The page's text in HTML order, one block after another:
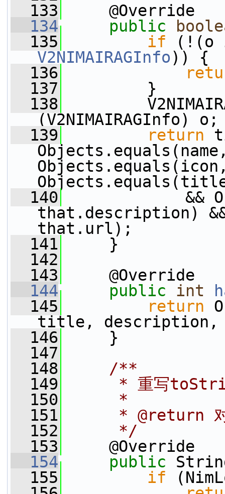
  133
@Override
  134
public
  135
if
V2NIMAIRAGInfo)) {
  136
  137
}
  138
(V2NIMAIRAGInfo) o;
  139
return
  140
&&
that.description)
that.url);
  141
}
  142
  143
@Override
  144
public int
  145
return
title,
  146
}
  147
  148
    /**
  149
* 重写
  150
     *
  151
* @return
  152
     */
  153
@Override
  154
public
  155
if